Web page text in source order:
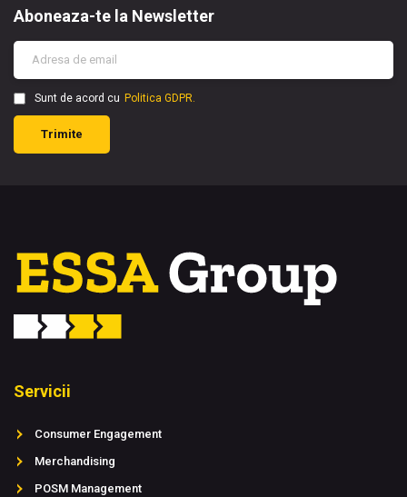
Aboneaza-te la Newsletter
Trimite
Sunt de acord cu Politica GDPR.
Servicii
Consumer Engagement
Merchandising
POSM Management